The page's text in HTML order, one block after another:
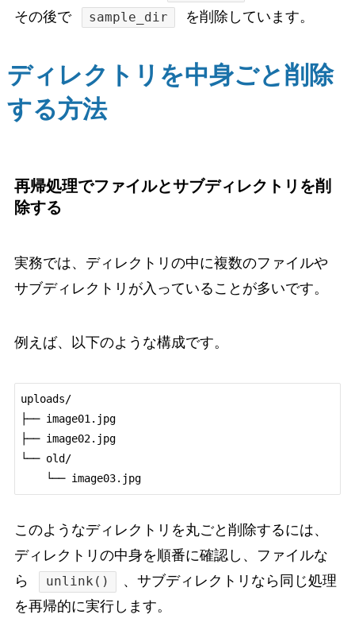
その後で
sample_dir を削除しています。
ディレクトリを中身ごと削除
する方法
再帰処理でファイルとサブディレクトリを削
除する
実務では、ディレクトリの中に複数のファイルや
サブディレクトリが入っていることが多いです。
例えば、以下のような構成です。
uploads/
├── image01.jpg
├── image02.jpg
└── old/
    └── image03.jpg
このようなディレクトリを丸ごと削除するには、
ディレクトリの中身を順番に確認し、ファイルな
ら
unlink()
、サブディレクトリなら同じ処理
を再帰的に実行します。